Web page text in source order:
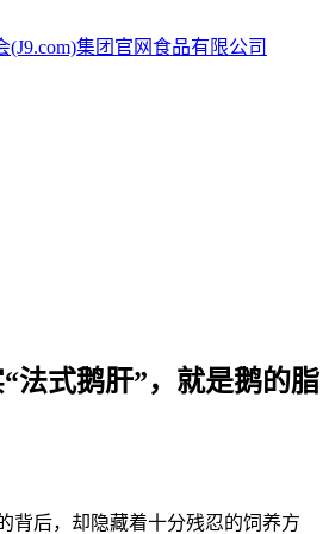
法式鹅肝”，就是鹅的脂
后，却隐藏着十分残忍的饲养方